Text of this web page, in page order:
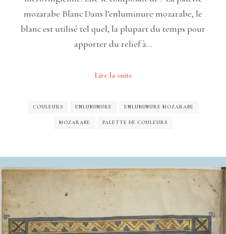
mozarabe Blanc Dans l’enluminure mozarabe, le
blanc est utilisé tel quel, la plupart du temps pour
apporter du relief à…
Lire la suite
COULEURS ENLUMINURE ENLUMINURE MOZARABE
MOZARABE PALETTE DE COULEURS